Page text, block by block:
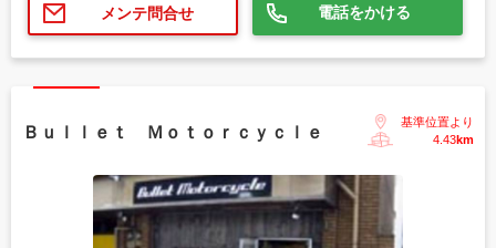
メンテ問合せ 電話をかける
Ｂｕｌｌｅｔ Ｍｏｔｏｒｃｙｃｌｅ
基準位置より
4.43km